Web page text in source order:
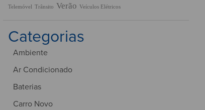
Telemóvel Trânsito Verão Veículos Elétricos
Categorias
Ambiente
Ar Condicionado
Baterias
Carro Novo